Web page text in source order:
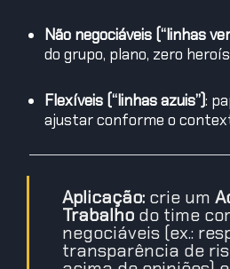
Não negociáveis (“linhas
do grupo, plano, zero
Flexíveis (“linhas azuis”):
ajustar conforme o
Aplicação: crie um
Trabalho do time
negociáveis (ex.:
transparência de